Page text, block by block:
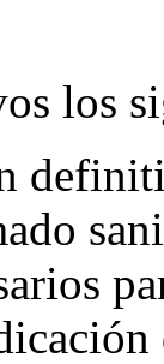
los